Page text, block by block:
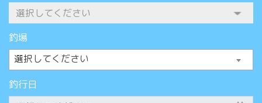
釣場
選択してください
釣行日